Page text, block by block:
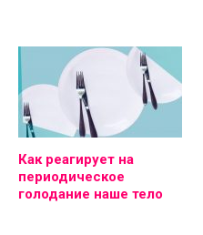
Как реагирует на
периодическое
голодание наше тело